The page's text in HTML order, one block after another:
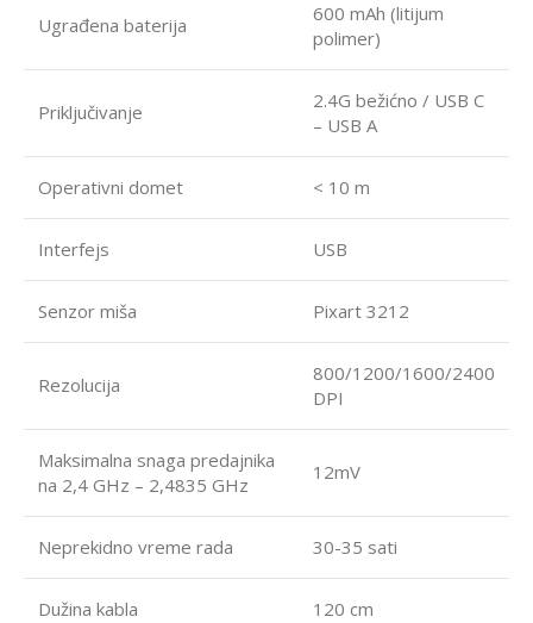
Ugrađena baterija
600 mAh (litijum
polimer)
Priključivanje
2.4G bežićno / USB C
– USB A
Operativni domet < 10 m
Interfejs USB
Senzor miša Pixart 3212
Rezolucija
800/1200/1600/2400
DPI
Maksimalna snaga predajnika
na 2,4 GHz – 2,4835 GHz
12mV
Neprekidno vreme rada 30-35 sati
Dužina kabla 120 cm